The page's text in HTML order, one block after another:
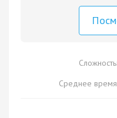
Сложность:
Среднее